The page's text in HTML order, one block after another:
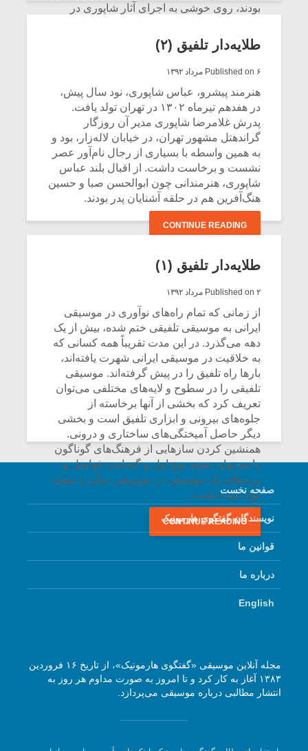
بودند، روی خوشی به اجرای آثار شاپوری در
لحاظ هماهنگی «تمیزترین» ارکستر رادیو
CONTINUE READING
طلایه‌دار تلفیق (۲)
Published on ۶ مرداد ۱۳۹۲
هنرمند پیشرو، عباس شاپوری، نود سال پیش،
در هفدهم تیرماه ۱۳۰۲ در تهران تولد یافت.
پدرش غلامرضا شاپوری مدیر آن روزگار
گراندهتل مشهور تهران، در خیابان لاله‌زار، بود و
به همین واسطه با بسیاری از رجال نام‌آور عصر
نشست و برخاست داشت. از اقبال بلند عباس
شاپوری، هنرمندانی چون ابوالحسن صبا و حسین
هنگ‌آفرین هم در حلقه آشنایان پدر بودند.
CONTINUE READING
طلایه‌دار تلفیق (۱)
Published on ۲ مرداد ۱۳۹۲
از زمانی که تمام راه‌های نوآوری در موسیقی
ایرانی به موسیقی تلفیقی ختم شده، بیش از یک
دهه می‌گذرد. در این مدت تقریباً همه کسانی که
به خلاقیت در موسیقی ایرانی شهرت یافته‌اند،
بارها راه تلفیق را در پیش گرفته‌اند. موسیقی
تلفیقی را در سطوح و لایه‌های مختلفی می‌توان
تعریف کرد که بخشی از آنها برخاسته از
جلوه‌های بیرونی و ابزاری تلفیق است و بخشی
دیگر حاصل آمیختگی‌های ساختاری و درونی.
همنشین کردن سازهایی از فرهنگ‌های گوناگون
را می‌توان نمونه نوع اول و گنجاندن فواصل و
پرده‌های یک موسیقی در موسیقی دیگر را نمونه
نوع دوم دانست.
CONTINUE READING
صفحه نخست
نویسندگان گفتگوی هارمونیک
قوانین ما
درباره ما
English
مجله آنلاین موسیقی «گفتگوی هارمونیک»، از تاریخ ۱۶ فروردین
۱۳۸۳ آغاز به کار کرد و تا امروز به صورت مداوم هر روز به
انتشار مطالبی درباره موسیقی می‌پردازد.
میکلوش روژا
یادداشتی بر موسیقی
متن فیلم «متری
شیش و نیم»
اگر نمی توانی
مشهورترین باشی،
بدنام ترین باش